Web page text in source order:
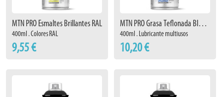
MTN PRO Esmaltes Brillantes RAL
400ml . Colores RAL
9,55 €
MTN PRO Grasa Teflonada Blanca
400ml . Lubricante multiusos
10,20 €